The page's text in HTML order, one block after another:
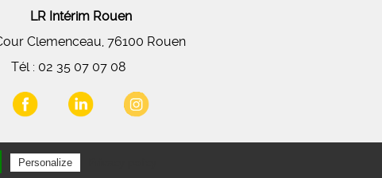
LR Intérim Rouen
Clemenceau, 76100 Rouen
Tél : 02 35 07 07 08
Personalize